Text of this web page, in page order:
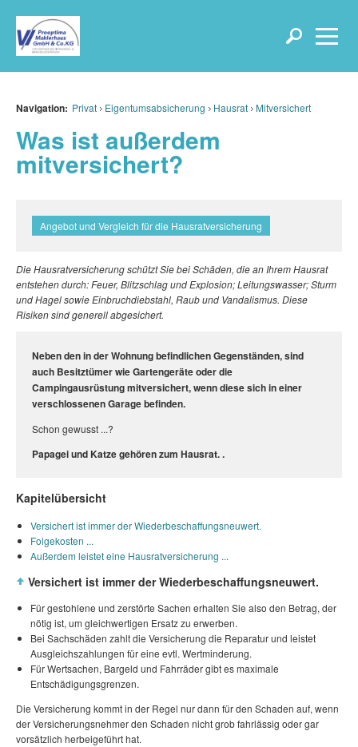
Navigation: Privat Eigentumsabsicherung Hausrat Mitversichert
Was ist außerdem
mitversichert?
Angebot und Vergleich für die Hausratversicherung
Die Hausratversicherung schützt Sie bei Schäden, die an Ihrem Hausrat
entstehen durch: Feuer, Blitzschlag und Explosion; Leitungswasser; Sturm
und Hagel sowie Einbruchdiebstahl, Raub und Vandalismus. Diese
Risiken sind generell abgesichert.
Neben den in der Wohnung befindlichen Gegenständen, sind
auch Besitztümer wie Gartengeräte oder die
Campingausrüstung mitversichert, wenn diese sich in einer
verschlossenen Garage befinden.
Schon gewusst ...?
Papagei und Katze gehören zum Hausrat. .
Kapitelübersicht
Versichert ist immer der Wiederbeschaffungsneuwert.
Folgekosten ...
Außerdem leistet eine Hausratversicherung ...
Versichert ist immer der Wiederbeschaffungsneuwert.
Für gestohlene und zerstörte Sachen erhalten Sie also den Betrag, der
nötig ist, um gleichwertigen Ersatz zu erwerben.
Bei Sachschäden zahlt die Versicherung die Reparatur und leistet
Ausgleichszahlungen für eine evtl. Wertminderung.
Für Wertsachen, Bargeld und Fahrräder gibt es maximale
Entschädigungsgrenzen.
Die Versicherung kommt in der Regel nur dann für den Schaden auf, wenn
der Versicherungsnehmer den Schaden nicht grob fahrlässig oder gar
vorsätzlich herbeigeführt hat.